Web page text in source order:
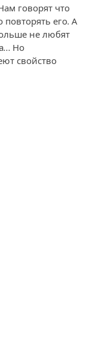
говорят что
его. А
не любят
Но
свойство